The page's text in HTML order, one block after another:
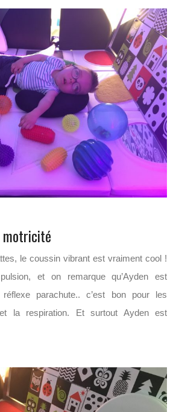
motricité
le coussin vibrant est vraiment cool !
et on remarque qu’Ayden est
parachute.. c’est bon pour les
la respiration. Et surtout Ayden est